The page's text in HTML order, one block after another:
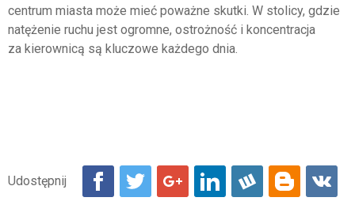
centrum miasta może mieć poważne skutki. W stolicy, gdzie
natężenie ruchu jest ogromne, ostrożność i koncentracja
za kierownicą są kluczowe każdego dnia.